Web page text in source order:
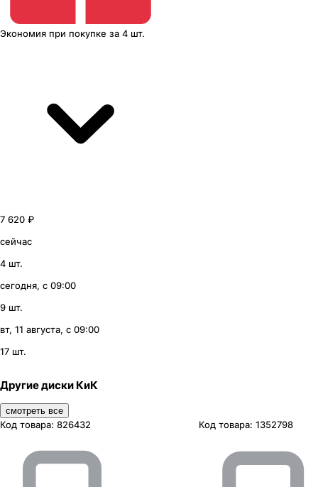
Экономия при покупке за 4 шт.
7 620 ₽
сейчас
4 шт.
сегодня, с 09:00
9 шт.
вт, 11 августа, с 09:00
17 шт.
Другие диски КиК
смотреть все
Код товара: 826432 Код товара: 1352798